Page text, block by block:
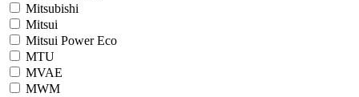
Mitsubishi
Mitsui
Mitsui Power Eco
MTU
MVAE
MWM